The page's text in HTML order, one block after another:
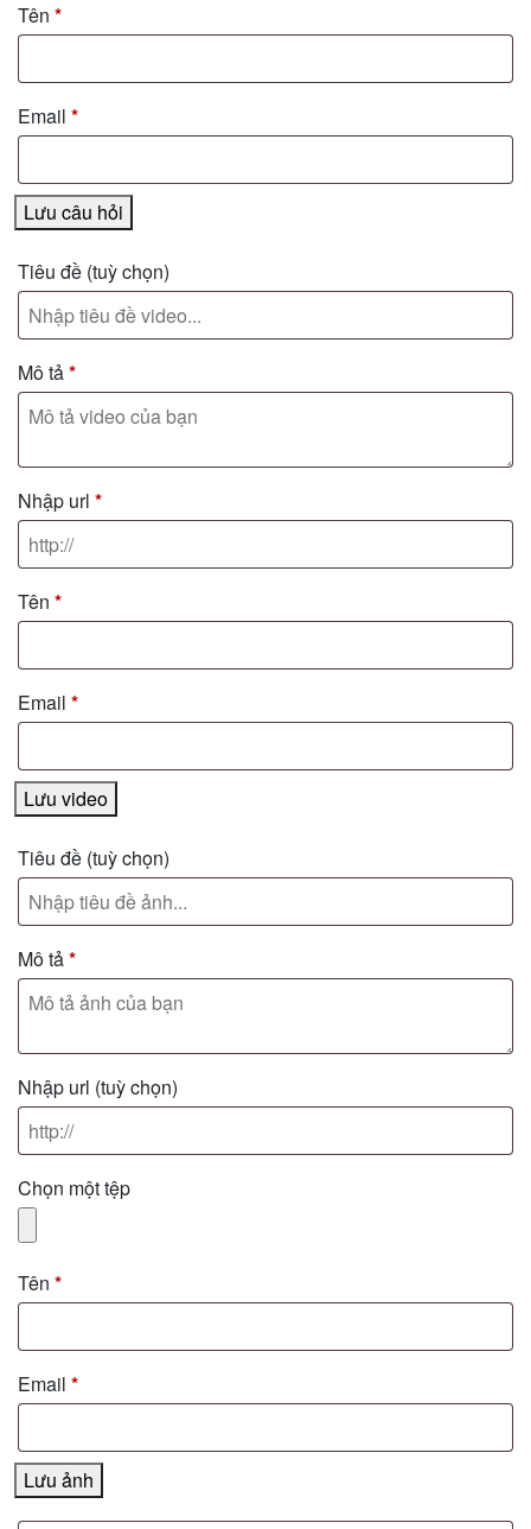
Tên *
Email *
Lưu câu hỏi
Tiêu đề (tuỳ chọn)
Mô tả*
Nhập url *
Tên *
Email *
Lưu video
Tiêu đề (tuỳ chọn)
Mô tả*
Nhập url (tuỳ chọn)
Chọn một tệp
Tên *
Email *
Lưu ảnh